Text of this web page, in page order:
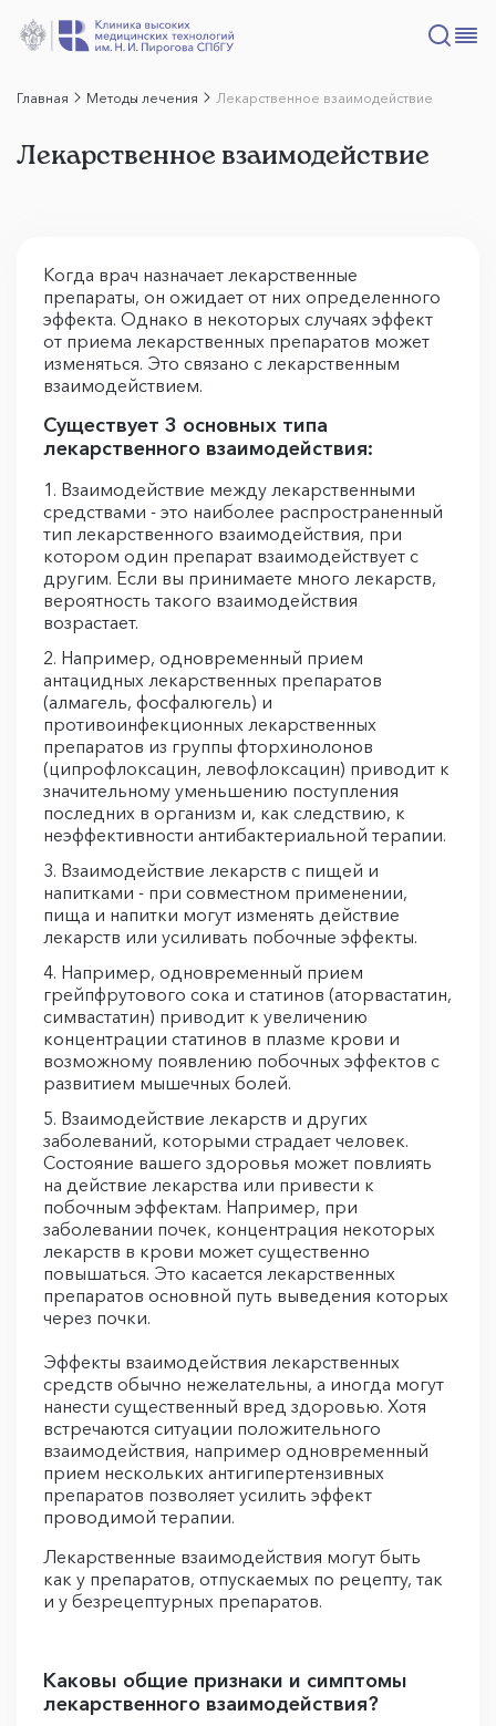
Главная Методы лечения Лекарственное взаимодействие
Лекарственное взаимодействие
Когда врач назначает лекарственные
препараты, он ожидает от них определенного
эффекта. Однако в некоторых случаях эффект
от приема лекарственных препаратов может
изменяться. Это связано с лекарственным
взаимодействием.
Существует 3 основных типа
лекарственного взаимодействия:
Взаимодействие между лекарственными
средствами - это наиболее распространенный
тип лекарственного взаимодействия, при
котором один препарат взаимодействует с
другим. Если вы принимаете много лекарств,
вероятность такого взаимодействия
возрастает.
Например, одновременный прием
антацидных лекарственных препаратов
(алмагель, фосфалюгель) и
противоинфекционных лекарственных
препаратов из группы фторхинолонов
(ципрофлоксацин, левофлоксацин) приводит к
значительному уменьшению поступления
последних в организм и, как следствию, к
неэффективности антибактериальной терапии.
Взаимодействие лекарств с пищей и
напитками - при совместном применении,
пища и напитки могут изменять действие
лекарств или усиливать побочные эффекты.
Например, одновременный прием
грейпфрутового сока и статинов (аторвастатин,
симвастатин) приводит к увеличению
концентрации статинов в плазме крови и
возможному появлению побочных эффектов с
развитием мышечных болей.
Взаимодействие лекарств и других
заболеваний, которыми страдает человек.
Состояние вашего здоровья может повлиять
на действие лекарства или привести к
побочным эффектам. Например, при
заболевании почек, концентрация некоторых
лекарств в крови может существенно
повышаться. Это касается лекарственных
препаратов основной путь выведения которых
через почки.
Эффекты взаимодействия лекарственных
средств обычно нежелательны, а иногда могут
нанести существенный вред здоровью. Хотя
встречаются ситуации положительного
взаимодействия, например одновременный
прием нескольких антигипертензивных
препаратов позволяет усилить эффект
проводимой терапии.
Лекарственные взаимодействия могут быть
как у препаратов, отпускаемых по рецепту, так
и у безрецептурных препаратов.
Каковы общие признаки и симптомы
лекарственного взаимодействия?